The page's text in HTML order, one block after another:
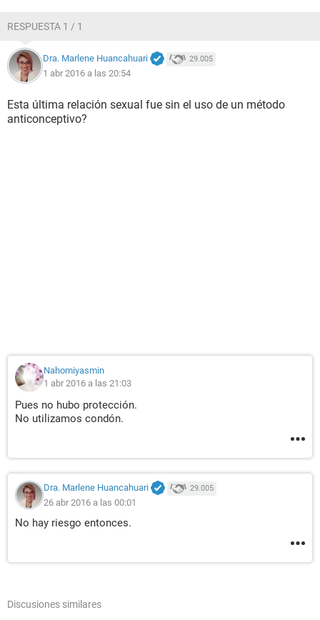
RESPUESTA 1 / 1
Dra. Marlene Huancahuari 29.005
1 abr 2016 a las 20:54
Esta última relación sexual fue sin el uso de un método
anticonceptivo?
Nahomiyasmin
1 abr 2016 a las 21:03
Pues no hubo protección.
No utilizamos condón.
Dra. Marlene Huancahuari 29.005
26 abr 2016 a las 00:01
No hay riesgo entonces.
Discusiones similares